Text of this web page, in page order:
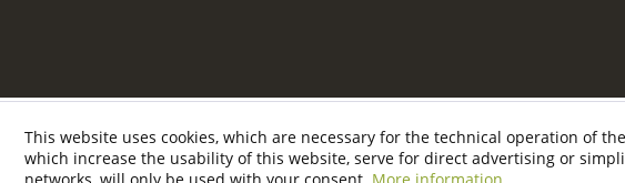
This website uses cookies, which are necessary for the technical operation of
which increase the usability of this website, serve for direct advertising or